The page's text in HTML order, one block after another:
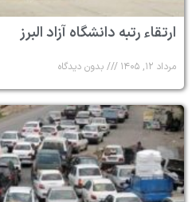
ارتقاء رتبه دانشگاه آزاد البرز
مرداد ۱۲, ۱۴۰۵ بدون دیدگاه